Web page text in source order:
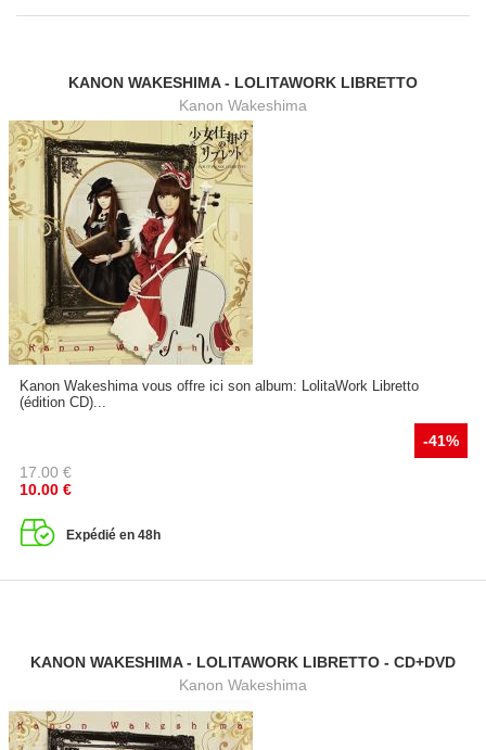
KANON WAKESHIMA - LOLITAWORK LIBRETTO
Kanon Wakeshima
Kanon Wakeshima vous offre ici son album: LolitaWork Libretto
(édition CD)...
-41%
17.00 €
10.00 €
Expédié en 48h
KANON WAKESHIMA - LOLITAWORK LIBRETTO - CD+DVD
Kanon Wakeshima